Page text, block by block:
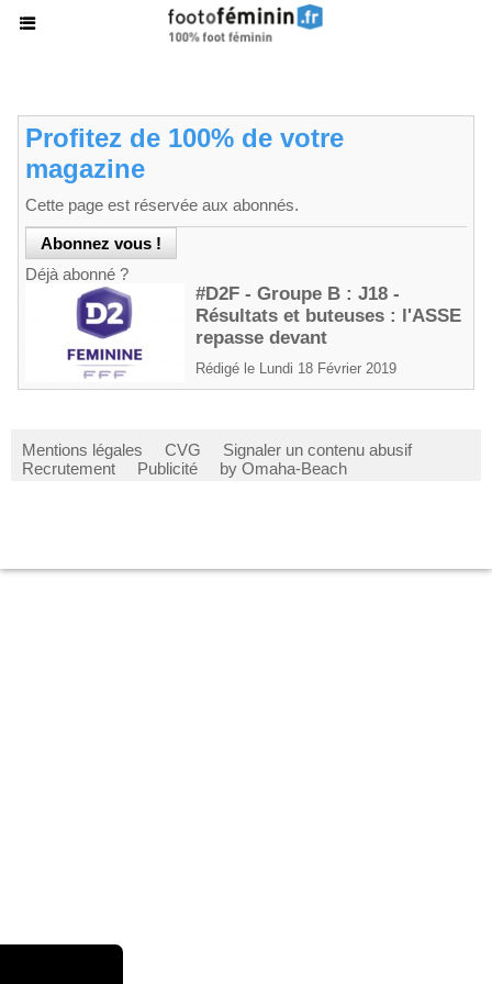
Profitez de 100% de votre
magazine
Cette page est réservée aux abonnés.
Déjà abonné ?
#D2F - Groupe B : J18 -
Résultats et buteuses : l'ASSE
repasse devant
Rédigé le Lundi 18 Février 2019
Mentions légales CVG
Signaler un contenu abusif
Recrutement
Publicité by Omaha-Beach